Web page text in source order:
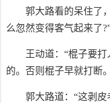
郭大路看的呆住了
么忽然变得客气起来了
王动道：“棍子要
的。否则棍子早就打断
郭大路道：“这剥